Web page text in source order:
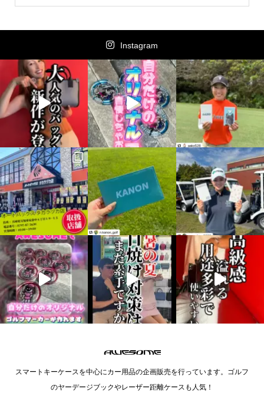
Instagram
スマートキーケースを中心にカー用品の企画販売を行っています。ゴルフ
のヤーデージブックやレーザー距離ケースも人気！